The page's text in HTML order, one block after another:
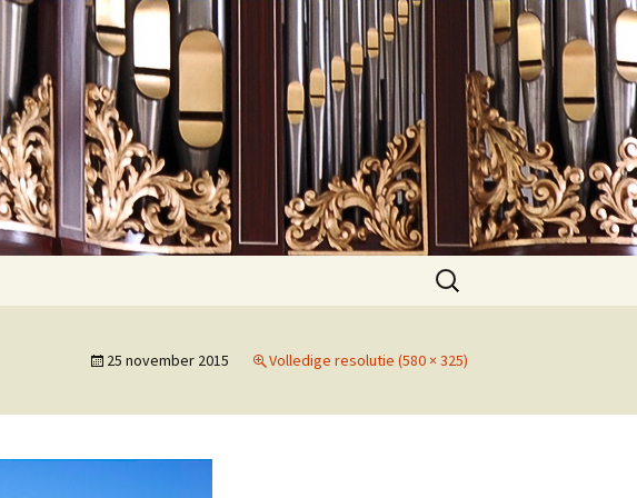
Zoeken
naar:
25 november 2015 Volledige resolutie (580 × 325)